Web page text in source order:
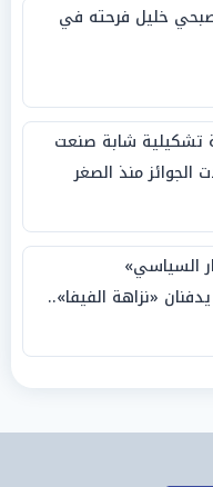
خليل فرحته في
تشكيلية شابة صنعت
الجوائز منذ الصغر
السياسي»
«نزاهة الفيفا»..